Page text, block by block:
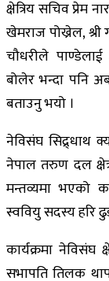
क्षेत्रिय सचिव प्रेम
खेमराज पोख्रेल, श्री
चौधरीले
बोलेर भन्दा पनि
बताउनु भयो ।
नेविसंघ सिद्र्धाथ
नेपाल तरुण दल
मन्तव्यमा भएको
स्ववियु सदस्य हरि
कार्यक्रमा नेविसंघ
सभापति तिलक